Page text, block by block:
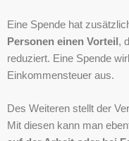
Eine Spende hat
Personen einen Vorteil ,
reduziert. Eine Spende
Einkommensteuer aus.
Des Weiteren stellt der
Mit diesen kann man